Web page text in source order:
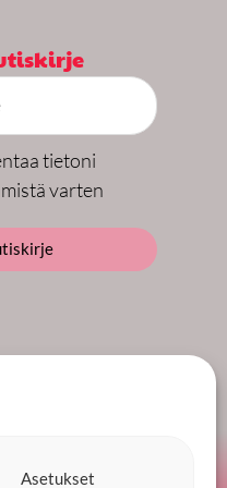
Asetukset
tietoni
varten